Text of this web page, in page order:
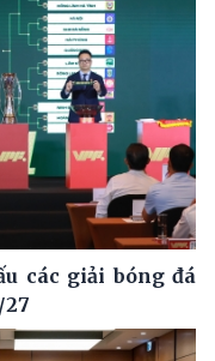
các giải bóng đá